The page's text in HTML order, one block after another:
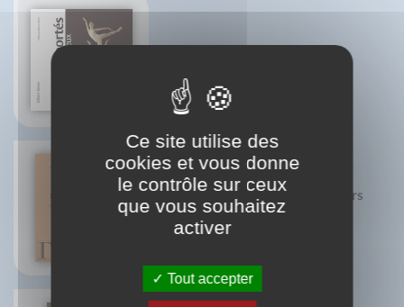
Edith Stein, dans les profondeurs
de l'âme
Amata Neyer
Ce site utilise des
cookies et vous donne
le contrôle sur ceux
que vous souhaitez
activer
Tout accepter